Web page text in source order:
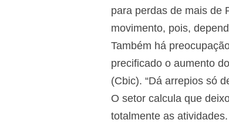
para perdas de mais de
movimento, pois,
Também há
precificado o aumento
(Cbic). “Dá arrepios só
O setor calcula que
totalmente as atividades.